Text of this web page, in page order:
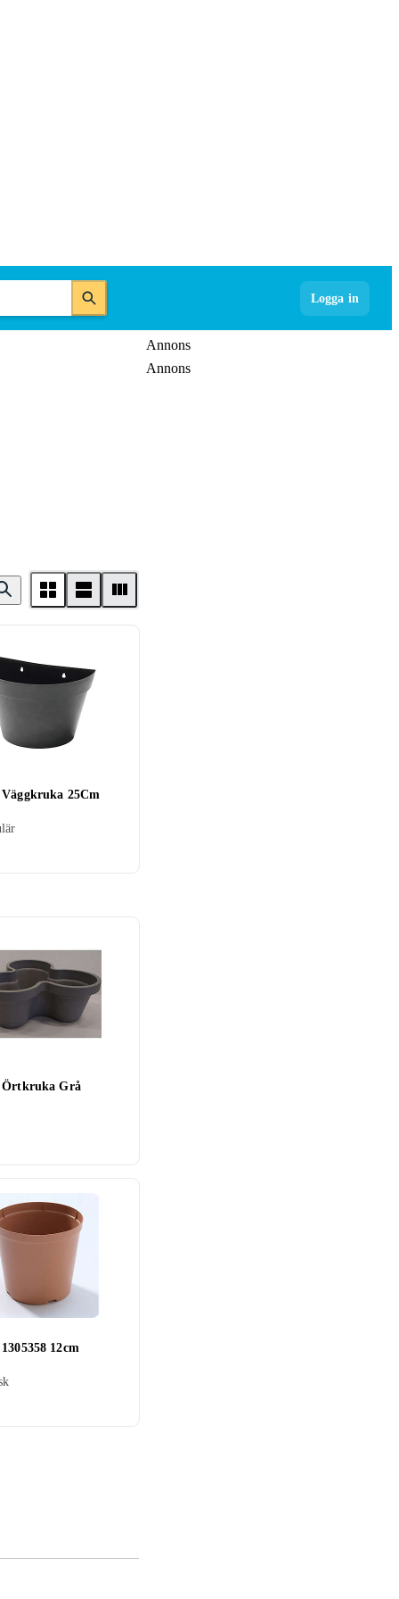
Logga in
Annons
Annons
25Cm
Örtkruka Grå
12cm